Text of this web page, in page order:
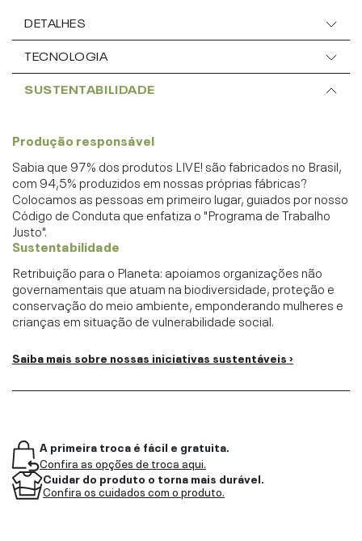
DETALHES
TECNOLOGIA
SUSTENTABILIDADE
Produção responsável
Sabia que 97% dos produtos LIVE! são fabricados no Brasil,
com 94,5% produzidos em nossas próprias fábricas?
Colocamos as pessoas em primeiro lugar, guiados por nosso
Código de Conduta que enfatiza o "Programa de Trabalho
Justo".
Sustentabilidade
Retribuição para o Planeta: apoiamos organizações não
governamentais que atuam na biodiversidade, proteção e
conservação do meio ambiente, emponderando mulheres e
crianças em situação de vulnerabilidade social.
Saiba mais sobre nossas iniciativas sustentáveis ›
A primeira troca é fácil e gratuita.
Confira as opções de troca aqui.
Cuidar do produto o torna mais durável.
Confira os cuidados com o produto.